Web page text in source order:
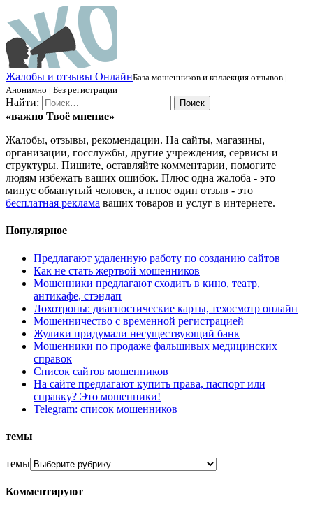
Жалобы и отзывы ОнлайнБаза мошенников и коллекция отзывов |
Анонимно | Без регистрации
Найти:
«важно Твоё мнение»
Жалобы, отзывы, рекомендации. На сайты, магазины,
организации, госслужбы, другие учреждения, сервисы и
структуры. Пишите, оставляйте комментарии, помогите
людям избежать ваших ошибок. Плюс одна жалоба - это
минус обманутый человек, а плюс один отзыв - это
бесплатная реклама ваших товаров и услуг в интернете.
Популярное
Предлагают удаленную работу по созданию сайтов
Как не стать жертвой мошенников
Мошенники предлагают сходить в кино, театр,
антикафе, стэндап
Лохотроны: диагностические карты, техосмотр онлайн
Мошенничество с временной регистрацией
Жулики придумали несуществующий банк
Мошенники по продаже фальшивых медицинских
справок
Список сайтов мошенников
На сайте предлагают купить права, паспорт или
справку? Это мошенники!
Telegram: список мошенников
темы
темы
Комментируют